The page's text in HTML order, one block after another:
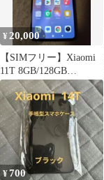
¥ 20,000
【SIMフリー】Xiaomi
11T 8GB/128GB
Android14
¥700